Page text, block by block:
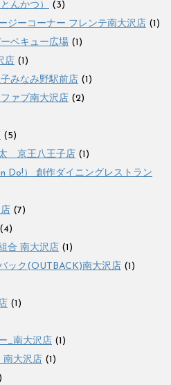
んかつ）
(3)
ジーコーナー フレンテ南大沢店 (1)
ベキュー広場 (1)
店 (1)
みなみ野駅前店 (1)
ァブ南大沢店 (2)
(5)
京王八王子店 (1)
Do!） 創作ダイニングレストラン
(7)
(4)
合 南大沢店 (1)
ック(OUTBACK)南大沢店 (1)
(1)
_南大沢店 (1)
南大沢店 (1)